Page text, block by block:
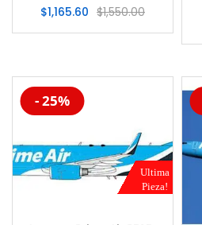
$1,550.00
$1,165.60
-20%
Ultima
Pieza!
- 25%